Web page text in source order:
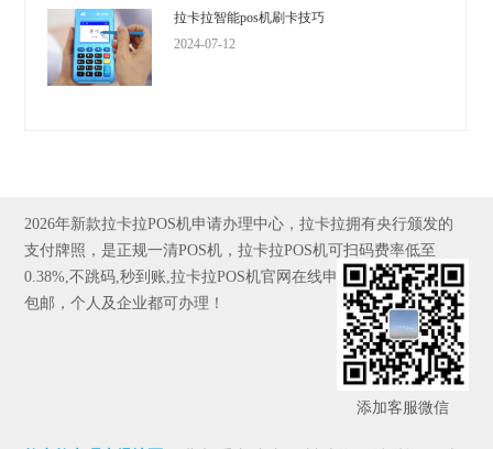
拉卡拉智能pos机刷卡技巧
2024-07-12
2026年新款拉卡拉POS机申请办理中心，拉卡拉拥有央行颁发的
支付牌照，是正规一清POS机，拉卡拉POS机可扫码费率低至
0.38%,不跳码,秒到账,拉卡拉POS机官网在线申请,全国发货，京东
包邮，个人及企业都可办理！
添加客服微信